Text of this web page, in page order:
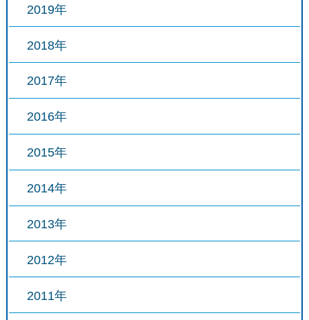
2019年
2018年
2017年
2016年
2015年
2014年
2013年
2012年
2011年